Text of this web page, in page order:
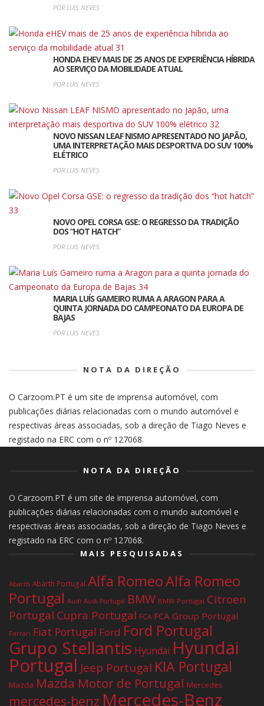
POR LUIS NEVES
HONDA EHEV MAIS DE 25 ANOS DE EXPERIÊNCIA HÍBRIDA
AO SERVIÇO DA MOBILIDADE ATUAL
POR LUIS NEVES
NOVO NISSAN LEAF NISMO APRESENTADO NO JAPÃO,
UMA INTERPRETAÇÃO MAIS DESPORTIVA DO SUV 100%
ELÉTRICO
POR LUIS NEVES
NOVO OPEL CORSA GSE: O REGRESSO DA TRADIÇÃO
DOS “HOT HATCH”
POR LUIS NEVES
MARIA LUÍS GAMEIRO RUMA A ARAGON PARA A
QUINTA JORNADA DO CAMPEONATO DA EUROPA DE
BAJAS
POR LUIS NEVES
NOTA DA DIREÇÃO
O Carzoom.PT é um site de imprensa automóvel, com
publicações diárias relacionadas com o mundo automóvel e
respectivas áreas associadas, sob a direção de Tiago Neves e
registado na ERC com o nº 127068.
NOTA DA DIREÇÃO
O Carzoom.PT é um site de imprensa automóvel, com
publicações diárias relacionadas com o mundo automóvel e
respectivas áreas associadas, sob a direção de Tiago Neves e
registado na ERC com o nº 127068.
MAIS PESQUISADAS
Abarth Abarth Portugal Alfa RomeoAlfa Romeo
Portugal Audi Audi Portugal BMW BMW Portugal Citroen
Portugal Cupra Portugal FCA FCA Group Portugal
Ferrari Fiat Portugal Ford Ford Portugal
Grupo Stellantis Hyundai Hyundai
Portugal Jeep Portugal KIA Portugal
Mazda Mazda Motor de Portugal Mercedes
mercedes-benz Mercedes-Benz